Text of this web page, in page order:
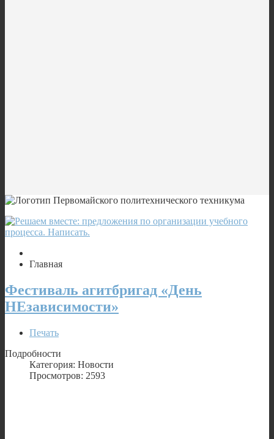
Главная
Фестиваль агитбригад «День
НЕзависимости»
Печать
Подробности
Категория: Новости
Просмотров: 2593